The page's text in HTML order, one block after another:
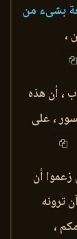
بشىء من
،
، أن هذه
، على
زعموا أن
ترونه
،